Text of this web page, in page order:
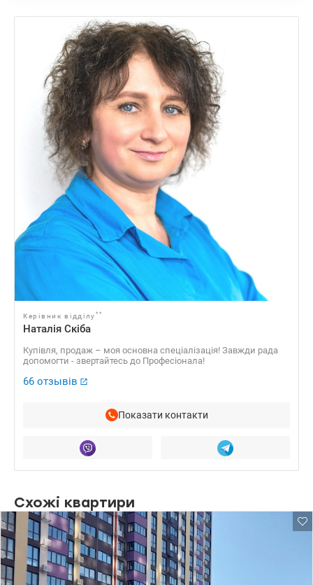
Керівник відділу **
Наталія Скіба
Купівля, продаж – моя основна спеціалізація! Завжди рада
допомогти - звертайтесь до Професіонала!
66 отзывів
Показати контакти
Схожі квартири